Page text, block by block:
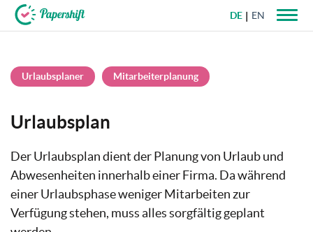
DE EN
Urlaubsplaner Mitarbeiterplanung
Urlaubsplan
Der Urlaubsplan dient der Planung von Urlaub und
Abwesenheiten innerhalb einer Firma. Da während
einer Urlaubsphase weniger Mitarbeiten zur
Verfügung stehen, muss alles sorgfältig geplant